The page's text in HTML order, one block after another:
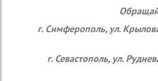
г. Симферополь, ул.
г. Севастополь, ул.